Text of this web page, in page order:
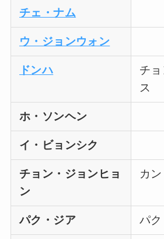
チェ・ナム
ウ・ジョンウォン
ドンハ
チ
ス
ホ・ソンヘン
イ・ビョンシク
チョン・ジョンヒョ
ン
カ
パク・ジア パ